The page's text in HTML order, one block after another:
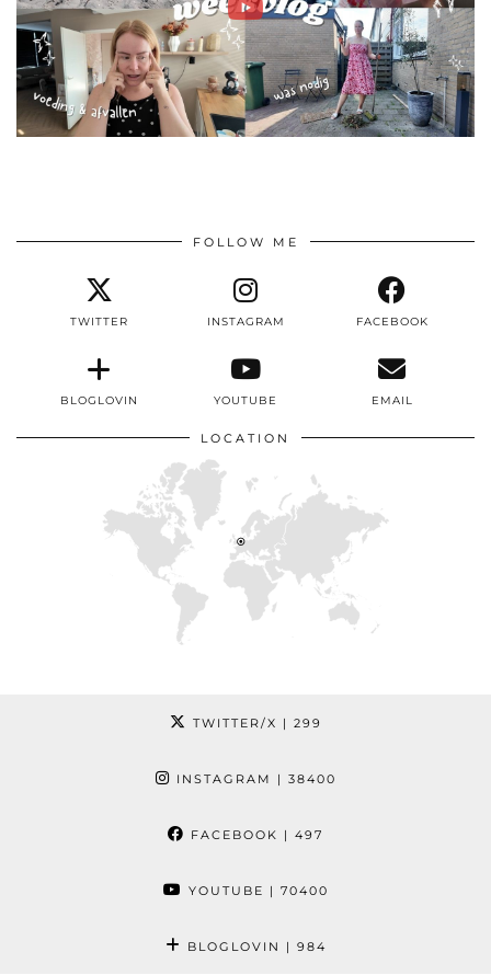
FOLLOW ME
TWITTER INSTAGRAM FACEBOOK
BLOGLOVIN YOUTUBE EMAIL
LOCATION
TWITTER/X | 299
INSTAGRAM | 38400
FACEBOOK | 497
YOUTUBE | 70400
BLOGLOVIN | 984